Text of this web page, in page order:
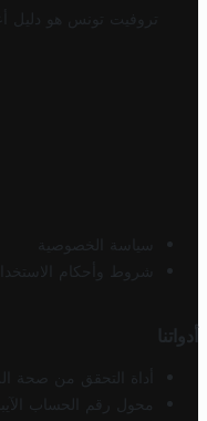
تروفيت تونس هو دليل
سياسة الخصوصية
شروط وأحكام
أدواتنا
أداة التحقق من صحة
محول رقم الحساب